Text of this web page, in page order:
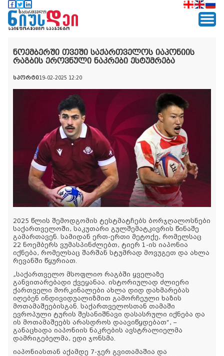
ნოემბერში თვეში საქართველოს იაპონიის
რაგბის ეროვნული ნაკრები ესტუმრება
სპორტი19-02-2025 12:20
2025 წლის შემოდგომის ტესტმატჩებს ბორჯღალოსნები
საქართველოში, საკუთარი გულშემატკივრის წინაშე
გამართავენ. სამიდან ერთ-ერთი მეტოქე, რომელსაც
22 ნოემბერს ვუმასპინძლებთ, ტიერ 1-ის იაპონია
იქნება, რომელსაც შარშან სტუმრად მოვუგეთ და ახლა
რევანში წყურიათ.
„საქართველო მსოფლიო რაგბში ყველაზე
განვითარებადი ქვეყანაა. ისტორიულად ძლიერი
ქართველი მორკინალები ახლა დიდ დახმარებას
იღებენ ინდივიდუალიზმით გამორჩეული ხაზის
მოთამაშეებისგან. საქართველოსთან თამაში
ევროპული ტურის შესანიშნავი დასასრული იქნება და
ის მოთამაშეებს არასდროს დაავიწყდებათ“, –
განაცხადა იაპონიის ნაკრების ავსტრალიელმა
დამრიგებელმა, ედი ჯონსმა.
იაპონიასთან აქამდე 7-ჯერ გვითამაშია და